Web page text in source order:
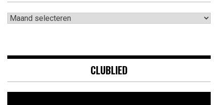
Archieven
CLUBLIED